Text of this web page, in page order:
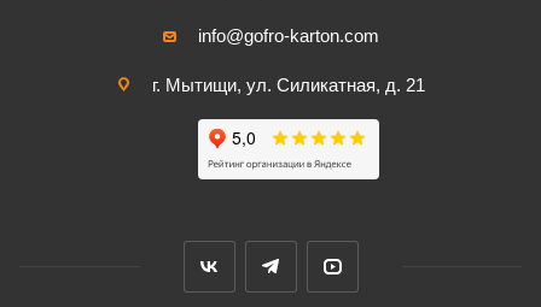
info@gofro-karton.com
г. Мытищи, ул. Силикатная, д. 21